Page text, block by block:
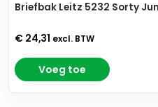
Briefbak Leitz 5232 Sorty
€ 24,31 excl. BTW
Voeg toe